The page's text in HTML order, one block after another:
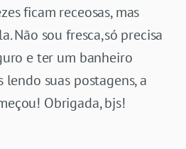
ficam receosas, mas
Não sou fresca,só precisa
e ter um banheiro
lendo suas postagens, a
Obrigada, bjs!